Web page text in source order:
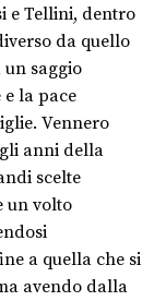
e Tellini, dentro
da quello
saggio
la pace
Vennero
anni della
scelte
un volto
a quella che si
avendo dalla